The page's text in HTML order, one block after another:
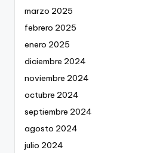
marzo 2025
febrero 2025
enero 2025
diciembre 2024
noviembre 2024
octubre 2024
septiembre 2024
agosto 2024
julio 2024